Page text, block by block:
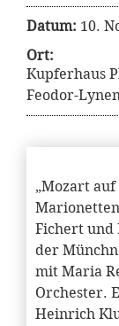
Datum: 10.
Ort:
Kupferhaus
Feodor-
„Mozart
Fichert und
der
mit Maria
Orchester.
Heinrich